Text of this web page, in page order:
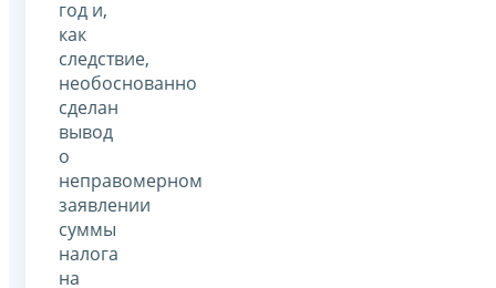
год и,
как
следствие,
необоснованно
сделан
вывод
о
неправомерном
заявлении
суммы
налога
на